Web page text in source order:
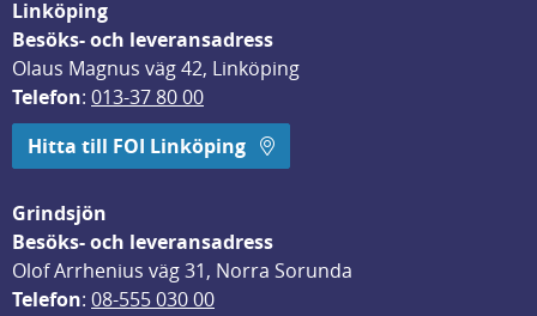
Linköping
Besöks- och leveransadress
Olaus Magnus väg 42, Linköping
Telefon: 013-37 80 00
Hitta till FOI Linköping
Grindsjön
Besöks- och leveransadress
Olof Arrhenius väg 31, Norra Sorunda
Telefon: 08-555 030 00